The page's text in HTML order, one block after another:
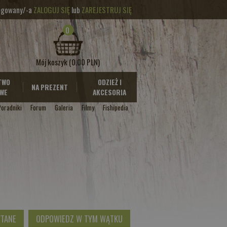
a ZALOGUJ SIĘlub ZAREJESTRUJ SIĘ
0
Mój koszyk(0.00 PLN)
NA PREZENT
ODZIEŻ I
AKCESORIA
Forum Galeria Filmy
Fishipedia
ODPOWIEDZ W TYM WĄTKU